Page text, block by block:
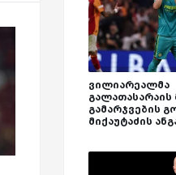
ვილიარეალმა
გალათასარაის
გამარჯვების
მიქაუტაძის